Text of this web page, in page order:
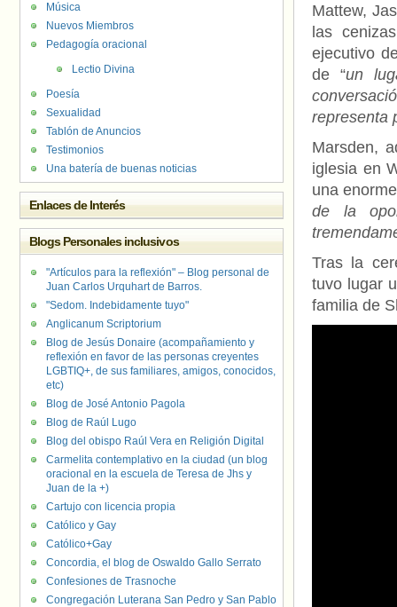
Mattew,
las
ejecutivo
de “un
representa
Marsden,
iglesia en
una
de la
Tras la
tuvo lugar
familia de
Música
Nuevos Miembros
Pedagogía oracional
Lectio Divina
Poesía
Sexualidad
Tablón de Anuncios
Testimonios
Una batería de buenas noticias
Enlaces de Interés
Blogs Personales inclusivos
"Artículos para la reflexión" – Blog personal de
Juan Carlos Urquhart de Barros.
"Sedom. Indebidamente tuyo"
Anglicanum Scriptorium
Blog de Jesús Donaire (acompañamiento y
reflexión en favor de las personas creyentes
LGBTIQ+, de sus familiares, amigos, conocidos,
etc)
Blog de José Antonio Pagola
Blog de Raúl Lugo
Blog del obispo Raúl Vera en Religión Digital
Carmelita contemplativo en la ciudad (un blog
oracional en la escuela de Teresa de Jhs y
Juan de la +)
Cartujo con licencia propia
Católico y Gay
Católico+Gay
Concordia, el blog de Oswaldo Gallo Serrato
Confesiones de Trasnoche
Congregación Luterana San Pedro y San Pablo